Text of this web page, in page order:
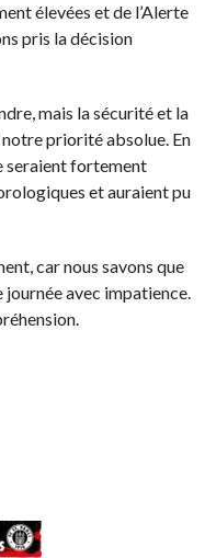
élevées et de l’Alerte
pris la décision
mais la sécurité et la
priorité absolue. En
seraient fortement
et auraient pu
car nous savons que
avec impatience.